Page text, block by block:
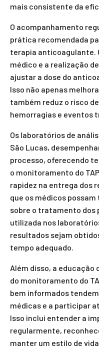
mais consistente da
O acompanhamento
prática recomendada
terapia anticoagulante.
médico e a realização
ajustar a dose do
Isso não apenas
também reduz o risco
hemorragias e eventos
Os laboratórios de
São Lucas,
processo, oferecendo
o monitoramento do
rapidez na entrega dos
que os médicos
sobre o tratamento dos
utilizada nos
resultados sejam
tempo adequado.
Além disso, a
do monitoramento do
bem informados
médicas e a participar
Isso inclui entender a
regularmente,
manter um estilo de